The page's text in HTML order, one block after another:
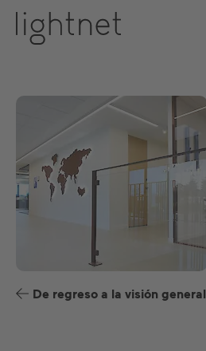
ES EN
De regreso a la visión general